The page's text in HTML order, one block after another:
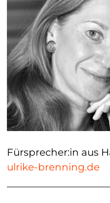
Fürsprecher:in aus
ulrike-brenning.de